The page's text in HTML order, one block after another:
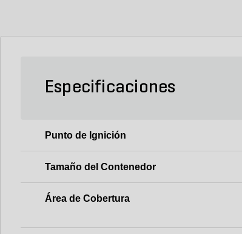
Especificaciones
Punto de Ignición
Tamaño del Contenedor
Área de Cobertura